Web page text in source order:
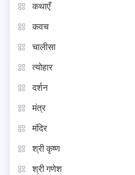
कथाएँ
कवच
चालीसा
त्योहार
दर्शन
मंत्र
मंदिर
श्री कृष्ण
श्री गणेश